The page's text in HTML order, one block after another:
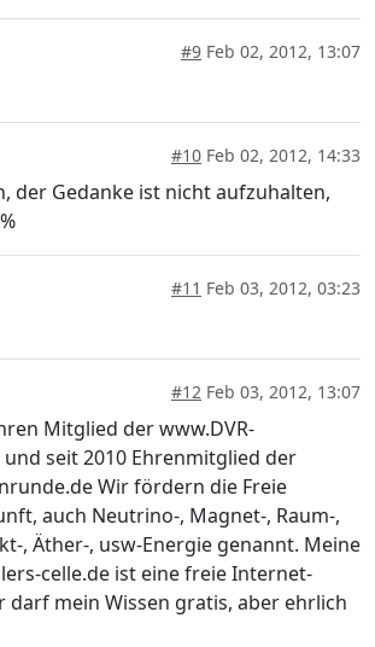
#9 Feb 02, 2012, 13:07
#10 Feb 02, 2012, 14:33
der Gedanke ist nicht aufzuhalten,
#11 Feb 03, 2012, 03:23
#12 Feb 03, 2012, 13:07
Mitglied der www.DVR-
seit 2010 Ehrenmitglied der
Wir fördern die Freie
auch Neutrino-, Magnet-, Raum-,
, Äther-, usw-Energie genannt. Meine
celle.de ist eine freie Internet-
darf mein Wissen gratis, aber ehrlich